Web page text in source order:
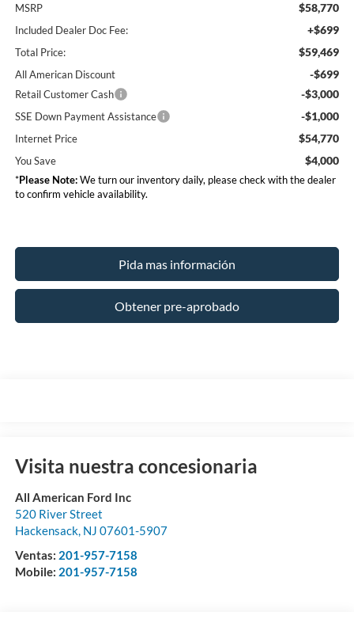
MSRP $58,770
Included Dealer Doc Fee: +$699
Total Price: $59,469
All American Discount -$699
Retail Customer Cash -$3,000
SSE Down Payment Assistance -$1,000
Internet Price $54,770
You Save $4,000
*Please Note:We turn our inventory daily, please check with the dealer
to confirm vehicle availability.
Pida mas información
Obtener pre-aprobado
Visita nuestra concesionaria
All American Ford Inc
520 River Street
Hackensack, NJ 07601-5907
Ventas: 201-957-7158
Mobile: 201-957-7158